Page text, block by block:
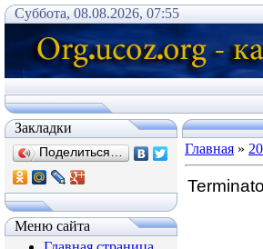
Суббота, 08.08.2026, 07:55
Закладки
Поделиться…
Меню сайта
Главная »